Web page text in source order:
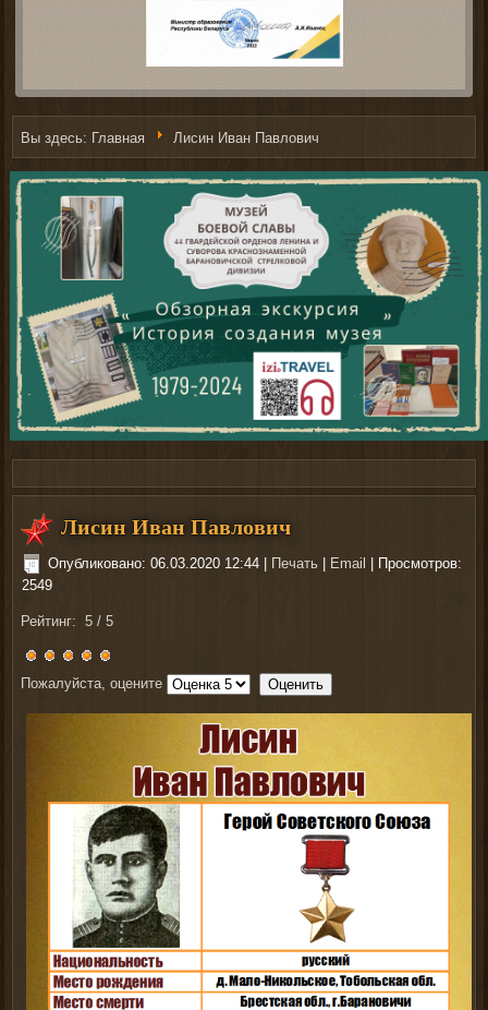
Вы здесь: Главная Лисин Иван Павлович
Лисин Иван Павлович
Опубликовано: 06.03.2020 12:44 Печать Email
| Просмотров:
2549
Рейтинг:5 /5
Пожалуйста, оцените